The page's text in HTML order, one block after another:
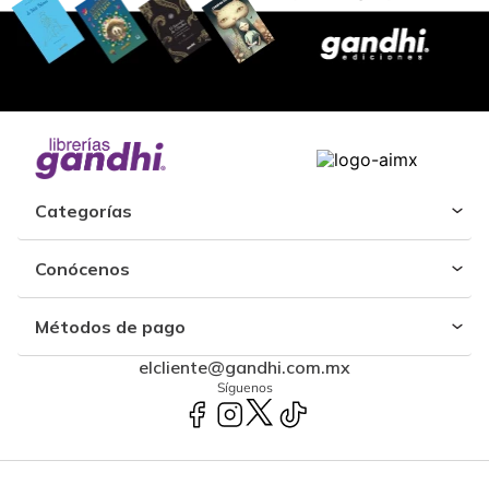
Categorías
Conócenos
Métodos de pago
elcliente@gandhi.com.mx
Síguenos